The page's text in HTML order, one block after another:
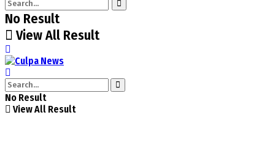
No Result
View All Result
No Result
View All Result